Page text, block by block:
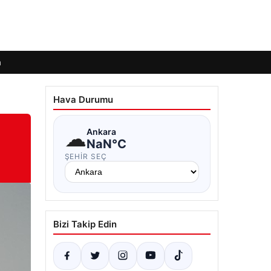
Hava Durumu
☁Ankara
NaN°C
ŞEHIR SEÇ
Bizi Takip Edin